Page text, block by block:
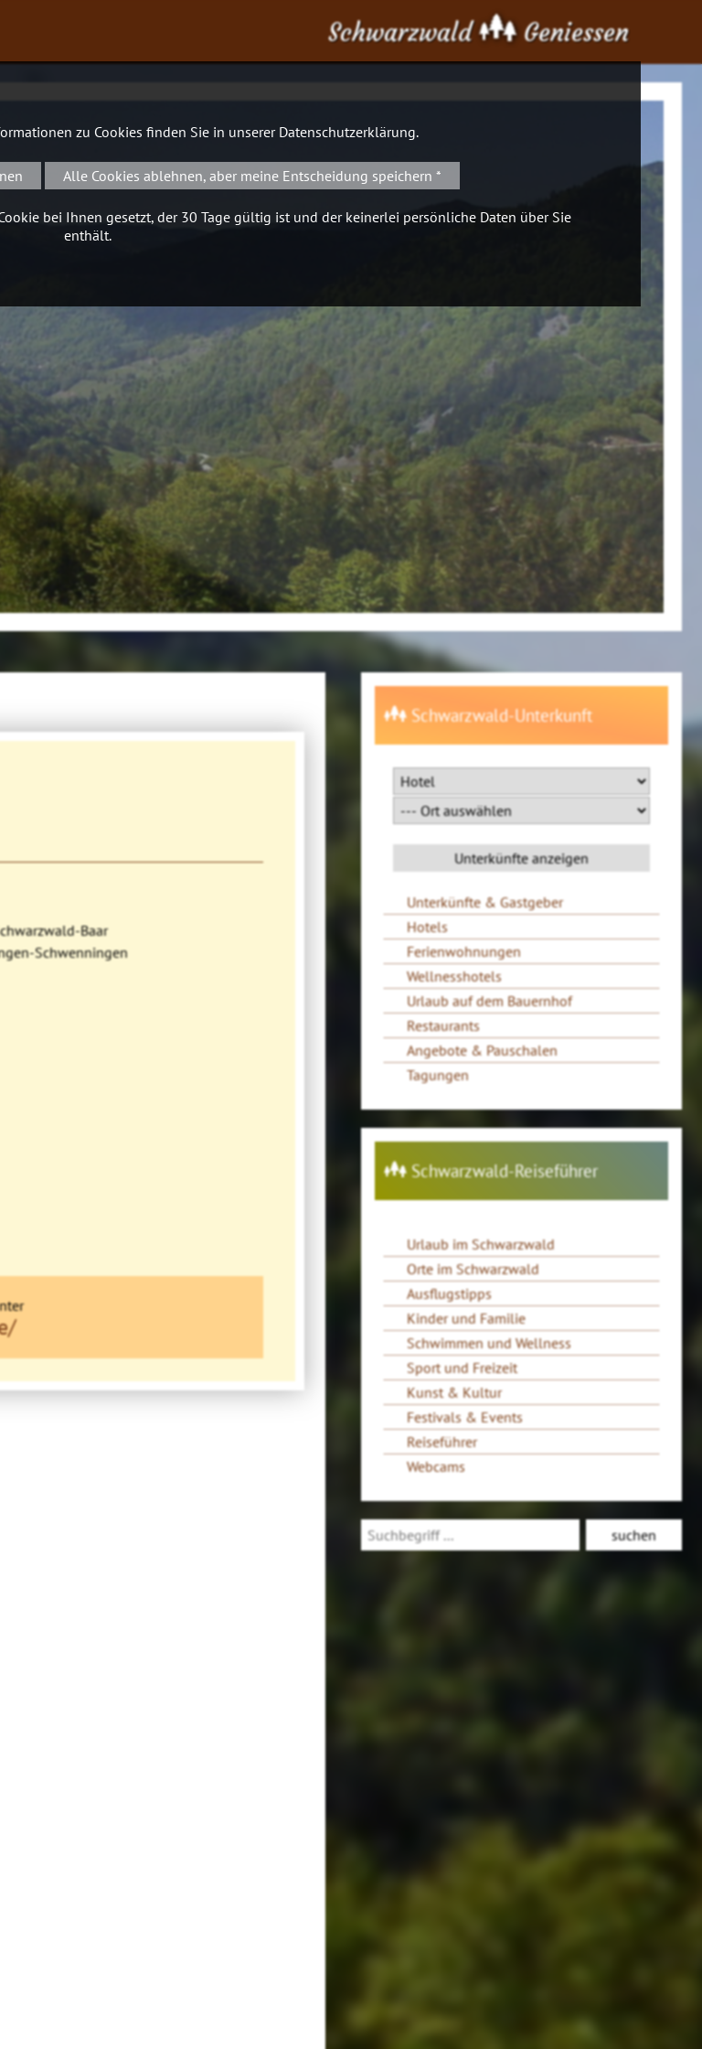
Schwarzwald Geniessen
Baar
Schwenningen
Schwarzwald-Unterkunft
Unterkünfte & Gastgeber
Hotels
Ferienwohnungen
Wellnesshotels
Urlaub auf dem Bauernhof
Restaurants
Angebote & Pauschalen
Tagungen
Schwarzwald-Reiseführer
Urlaub im Schwarzwald
Orte im Schwarzwald
Ausflugstipps
Kinder und Familie
Schwimmen und Wellness
Sport und Freizeit
Kunst & Kultur
Festivals & Events
Reiseführer
Webcams
zu Cookies finden Sie in unserer Datenschutzerklärung.
Alle Cookies ablehnen, aber meine Entscheidung speichern *
bei Ihnen gesetzt, der 30 Tage gültig ist und der keinerlei persönliche Daten über Sie
enthält.